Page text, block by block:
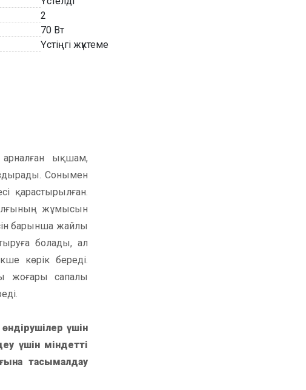
2
70 Вт
Үстіңгі жүктеме
ықшам,
Сонымен
қарастырылған.
жұмысын
барынша жайлы
болады, ал
көрік береді.
жоғары сапалы
үшін
үшін міндетті
тасымалдау